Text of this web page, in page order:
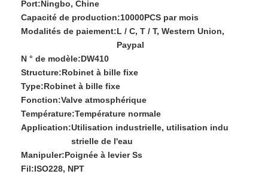
Port:Ningbo, Chine
Capacité de production:10000PCS par mois
Modalités de paiement:L / C, T / T, Western Union,
Paypal
N ° de modèle:DW410
Structure:Robinet à bille fixe
Type:Robinet à bille fixe
Fonction:Valve atmosphérique
Température:Température normale
Application:Utilisation industrielle, utilisation indu
strielle de l'eau
Manipuler:Poignée à levier Ss
Fil:ISO228, NPT